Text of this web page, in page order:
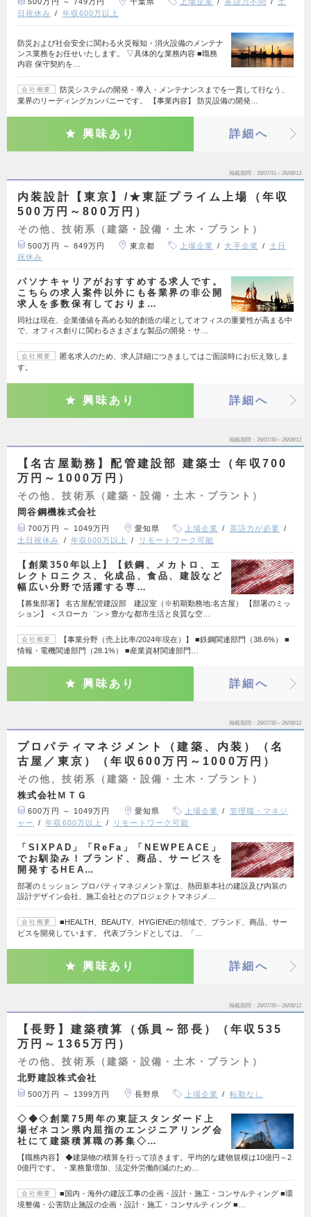
日祝休み
年収600万以上
防災および社会安全に関わる火災報知・消火設備のメンテナ
ンス業務をお任せいたします。 ▽具体的な業務内容 ■職務
内容 保守契約を…
会社概要
防災システムの開発・導入・メンテナンスまでを一貫して行なう、
業界のリーディングカンパニーです。 【事業内容】 防災設備の開発…
興味あり 詳細へ
掲載期間 26/07/31～26/08/13
内装設計【東京】/★東証プライム上場（年収
500万円～800万円）
その他、技術系（建築・設備・土木・プラント）
500万円 ～ 849万円 東京都 上場企業 大手企業
土日
祝休み
パソナキャリアがおすすめする求人です。
こちらの求人案件以外にも各業界の非公開
求人を多数保有しておりま…
同社は現在、企業価値を高める知的創造の場としてオフィスの重要性が高まる中
で、オフィス創りに関わるさまざまな製品の開発・サ…
会社概要
匿名求人のため、求人詳細につきましてはご面談時にお伝え致しま
す。
興味あり 詳細へ
掲載期間 26/07/30～26/08/12
【名古屋勤務】配管建設部 建築士（年収700
万円～1000万円）
その他、技術系（建築・設備・土木・プラント）
岡谷鋼機株式会社
700万円 ～ 1049万円 愛知県 上場企業
英語力が必要
土日祝休み
年収600万以上 リモートワーク可能
【創業350年以上】【鉄鋼、メカトロ、エ
レクトロニクス、化成品、食品、建設など
幅広い分野で活躍する専…
【募集部署】 名古屋配管建設部 建設室（※初期勤務地:名古屋） 【部署のミッ
ション】 ＜スローカ゛ン＞豊かな都市生活と良質な空…
会社概要
【事業分野（売上比率/2024年現在）】 ■鉄鋼関連部門（38.6%） ■
情報・電機関連部門（28.1%） ■産業資材関連部門…
興味あり 詳細へ
掲載期間 26/07/30～26/08/12
プロパティマネジメント（建築、内装）（名
古屋／東京）（年収600万円～1000万円）
その他、技術系（建築・設備・土木・プラント）
株式会社ＭＴＧ
600万円 ～ 1049万円 愛知県 上場企業
管理職・マネジ
ャー
年収600万以上 リモートワーク可能
「SIXPAD」「ReFa」「NEWPEACE」
でお馴染み！ブランド、商品、サービスを
開発するHEA…
部署のミッション プロパティマネジメント室は、熱田新本社の建設及び内装の
設計デザイン会社、施工会社とのプロジェクトマネジメ…
会社概要
■HEALTH、BEAUTY、HYGIENEの領域で、ブランド、商品、サー
ビスを開発しています。 代表ブランドとしては、「…
興味あり 詳細へ
掲載期間 26/07/30～26/08/12
【長野】建築積算（係員～部長）（年収535
万円～1365万円）
その他、技術系（建築・設備・土木・プラント）
北野建設株式会社
500万円 ～ 1399万円 長野県 上場企業 転勤なし
◇◆◇創業75周年の東証スタンダード上
場ゼネコン県内屈指のエンジニアリング会
社にて建築積算職の募集◇…
【職務内容】 ◆建築物の積算を行って頂きます。平均的な建物規模は10億円～2
0億円です。 ・業務量増加、法定外労働削減のため…
会社概要
■国内・海外の建設工事の企画・設計・施工・コンサルティング ■環
境整備・公害防止施設の企画・設計・施工・コンサルティング ■…